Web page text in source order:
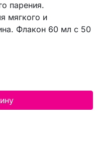
парения.
мягкого и
Флакон 60 мл с 50